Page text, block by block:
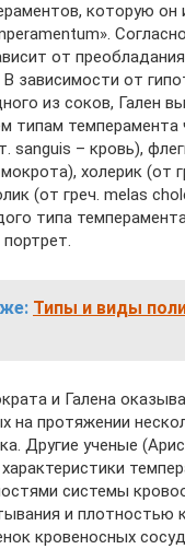
которую он
от
зависимости от
из соков, Гален
типам темперамента
sanguis – кровь),
холерик (от
(от греч. melas
типа
портрет.
Типы и виды
и Галена
на протяжении
Другие ученые
системы
и плот­ностью
кровеносных